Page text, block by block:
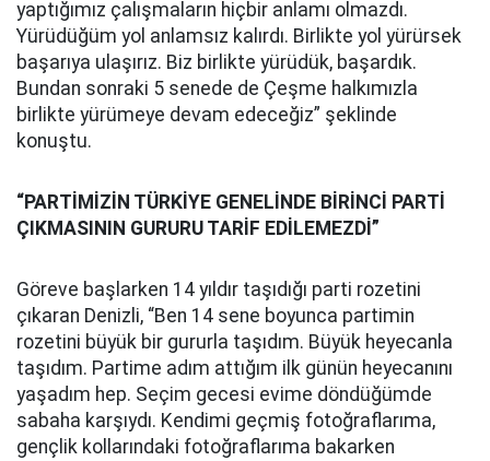
yaptığımız çalışmaların hiçbir anlamı olmazdı.
Yürüdüğüm yol anlamsız kalırdı. Birlikte yol yürürsek
başarıya ulaşırız. Biz birlikte yürüdük, başardık.
Bundan sonraki 5 senede de Çeşme halkımızla
birlikte yürümeye devam edeceğiz” şeklinde
konuştu.
“PARTİMİZİN TÜRKİYE GENELİNDE BİRİNCİ PARTİ
ÇIKMASININ GURURU TARİF EDİLEMEZDİ”
Göreve başlarken 14 yıldır taşıdığı parti rozetini
çıkaran Denizli, “Ben 14 sene boyunca partimin
rozetini büyük bir gururla taşıdım. Büyük heyecanla
taşıdım. Partime adım attığım ilk günün heyecanını
yaşadım hep. Seçim gecesi evime döndüğümde
sabaha karşıydı. Kendimi geçmiş fotoğraflarıma,
gençlik kollarındaki fotoğraflarıma bakarken